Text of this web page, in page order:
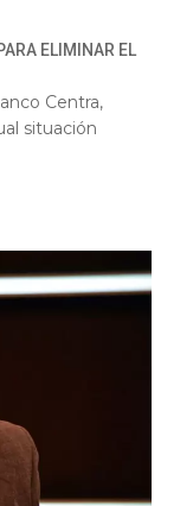
ELIMINAR EL
Centra,
situación